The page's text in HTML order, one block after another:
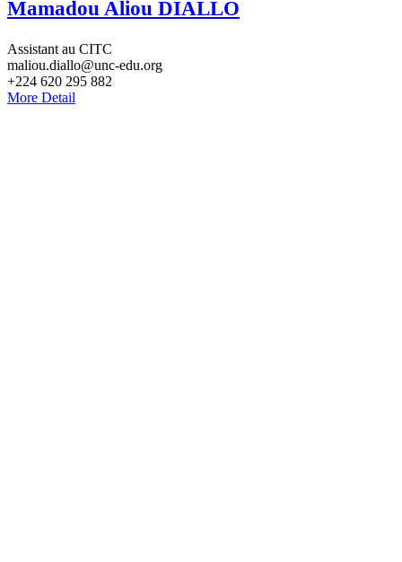
Mamadou Aliou DIALLO
Assistant au CITC
maliou.diallo@unc-edu.org
+224 620 295 882
More Detail